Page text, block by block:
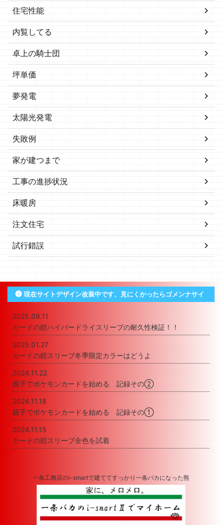
住宅性能
内覧してる
卓上の騎士団
坪単価
夢発電
太陽光発電
失敗例
家が建つまで
工事の進捗状況
床暖房
注文住宅
試行錯誤
現在サイトデザイン改装中です、見にくかったらゴメンナサイ
2025.09.11
カードの鎧ハイパードライスリーブの耐久性検証！！
2025.01.27
カードの鎧スリーブ冬季限定カラーはどうよ
2024.11.22
親子でポケモンカードを始める 記録その②
2024.11.18
親子でポケモンカードを始める 記録その①
2024.11.15
カードの鎧スリーブ全色を試着
一条工務店のi-smartで建ててすっかり一条バカになった熊